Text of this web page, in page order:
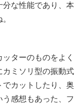
な性能であり、本
ターのものをよく
カミソリ型の振動式
カットしたり、奥
感想もあった、フ